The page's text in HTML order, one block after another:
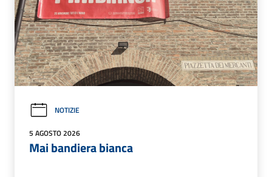
NOTIZIE
5 AGOSTO 2026
Mai bandiera bianca